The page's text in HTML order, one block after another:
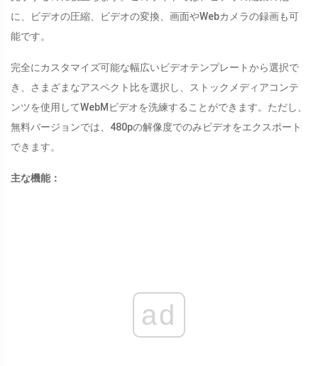
に、ビデオの圧縮、ビデオの変換、画面やWebカメラの録画も可
能です。
完全にカスタマイズ可能な幅広いビデオテンプレートから選択で
き、さまざまなアスペクト比を選択し、ストックメディアコンテ
ンツを使用してWebMビデオを洗練することができます。ただし、
無料バージョンでは、480pの解像度でのみビデオをエクスポート
できます。
主な機能：
ad